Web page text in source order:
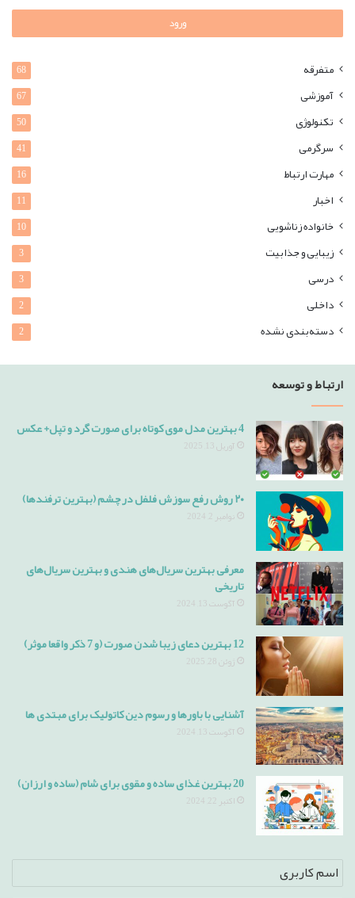
ورود
متفرقه 68
آموزشی 67
تکنولوژی 50
سرگرمی 41
مهارت ارتباط 16
اخبار 11
خانواده زناشویی 10
زیبایی و جذابیت 3
درسی 3
داخلی 2
دسته‌بندی نشده 2
ارتباط و توسعه
4 بهترین مدل موی کوتاه برای صورت گرد و تپل+ عکس
آوریل 13, 2025
۲۰ روش رفع سوزش فلفل در چشم (بهترین ترفندها)
نوامبر 2, 2024
معرفی بهترین سریال‌های هندی و بهترین سریال‌های
تاریخی
آگوست 13, 2024
12 بهترین دعای زیبا شدن صورت (و 7 ذکر واقعا موثر)
ژوئن 28, 2025
آشنایی با باورها و رسوم دین کاتولیک برای مبتدی ها
آگوست 13, 2024
20 بهترین غذای ساده و مقوی برای شام (ساده و ارزان)
اکتبر 22, 2024